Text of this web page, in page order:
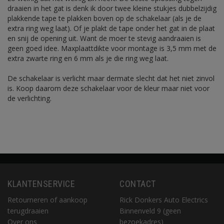
draaien in het gat is denk ik door twee kleine stukjes dubbelzijdig
plakkende tape te plakken boven op de schakelaar (als je de
extra ring weg laat). Of je plakt de tape onder het gat in de plaat
en snij de opening uit. Want de moer te stevig aandraaien is
geen goed idee. Maxplaattdikte voor montage is 3,5 mm met de
extra zwarte ring en 6 mm als je die ring weg laat.
De schakelaar is verlicht maar dermate slecht dat het niet zinvol
is. Koop daarom deze schakelaar voor de kleur maar niet voor
de verlichting.
KLANTENSERVICE
Retourneren of aankoop
terugdraaien
Over ons
CONTACT
Rick Donkers Auto Electrics
Binnenveld 9 (geen
bezoekadres)